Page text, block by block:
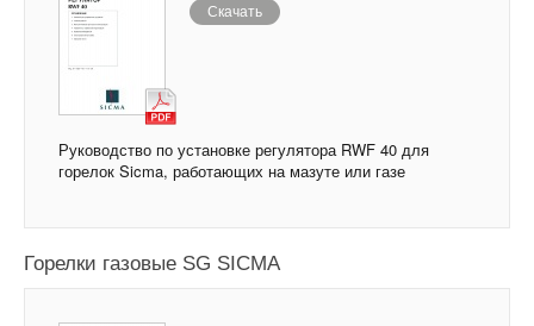
Скачать
Руководство по установке регулятора RWF 40 для
горелок Sicma, работающих на мазуте или газе
Горелки газовые SG SICMA